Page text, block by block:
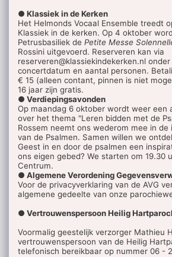
● Klassiek in de Kerken
Het Helmonds Vocaal Ensemble treedt
Klassiek in de kerken. Op 4 oktober
Petrusbasiliek de Petite Messe
Rossini uitgevoerd. Reserveren kan via
reserveren@klassiekindekerken.nl
concertdatum en aantal personen.
€ 15 (alleen contant, pinnen is niet
16 jaar zijn gratis.
● Verdiepingsavonden
Op maandag 6 oktober wordt weer een
over het thema "Leren bidden met de
Rossem neemt ons wederom mee in
van de Psalmen. Samen willen we
Geest in en door de psalmen een
ons eigen gebed? We starten om 19.30
Centrum.
● Algemene Verordening
Voor de privacyverklaring van de AVG
algemene gedeelte van onze
● Vertrouwenspersoon Heilig
Voormalig geestelijk verzorger Mathieu
vertrouwenspersoon van de Heilig
telefonisch bereikbaar op nummer 06 -